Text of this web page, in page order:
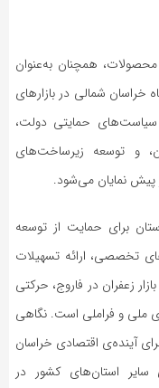
همچنان به‌عنوان
خراسان شمالی در بازارهای
حمایتی دولت،
و توسعه زیرساخت‌های
پیش نمایان می‌شود.
برای حمایت از توسعه
تخصصی، ارائه تسهیلات
زعفران در فاروج، حرکتی
ملی و فراملی است. نگاهی
آینده‌ی اقتصادی خراسان
سایر استان‌های کشور در